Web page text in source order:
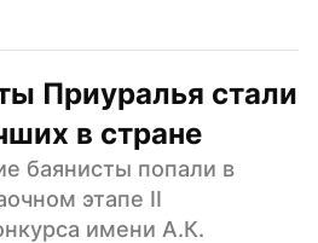
Приуралья стали
в стране
баянисты попали в
этапе II
имени А.К.